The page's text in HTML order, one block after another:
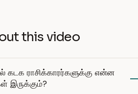
this video
ராசிக்காரர்களுக்கு என்ன
இருக்கும்?